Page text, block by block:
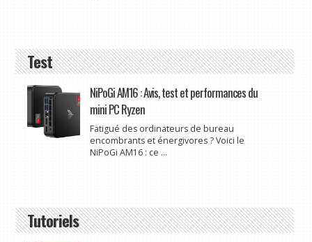
Test
NiPoGi AM16 : Avis, test et performances du
mini PC Ryzen
Fatigué des ordinateurs de bureau
encombrants et énergivores ? Voici le
NiPoGi AM16 : ce ...
Tutoriels